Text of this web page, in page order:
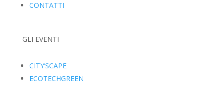
CONTATTI
GLI EVENTI
CITY’SCAPE
ECOTECHGREEN